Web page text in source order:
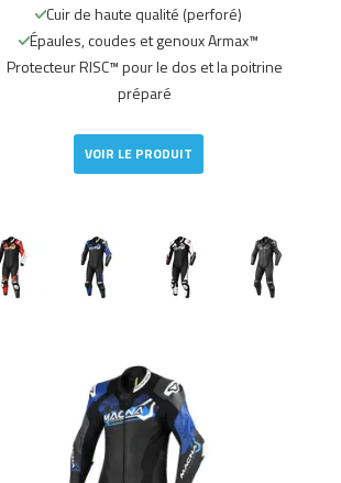
Cuir de haute qualité (perforé)
Épaules, coudes et genoux Armax™
Protecteur RISC™ pour le dos et la poitrine
préparé
VOIR LE PRODUIT